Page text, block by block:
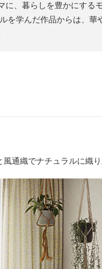
に、暮らしを豊かにする
を学んだ作品からは、華
通織でナチュラルに織り